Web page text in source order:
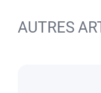
AUTRES